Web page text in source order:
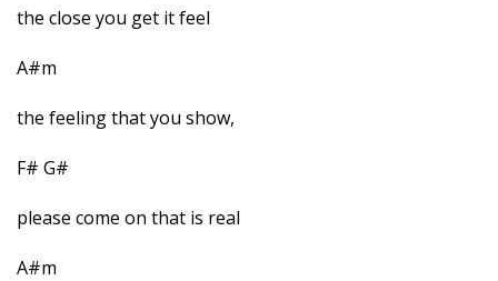
the close you get it feel
A#m
the feeling that you show,
F# G#
please come on that is real
A#m